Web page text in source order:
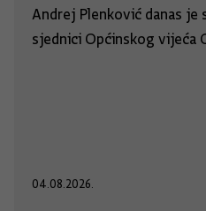
Andrej Plenković danas je
sjednici Općinskog vijeća
04.08.2026.